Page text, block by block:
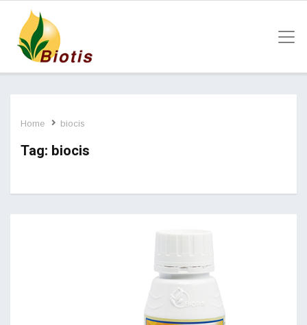
Home biocis
Tag: biocis